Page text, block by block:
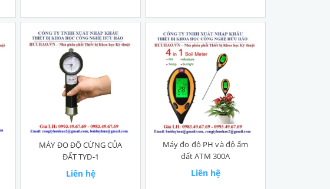
MÁY ĐO ĐỘ CỨNG CỦA
ĐẤT TYD-1
Liên hệ
Máy đo độ PH và độ ẩm
đất ATM 300A
Liên hệ